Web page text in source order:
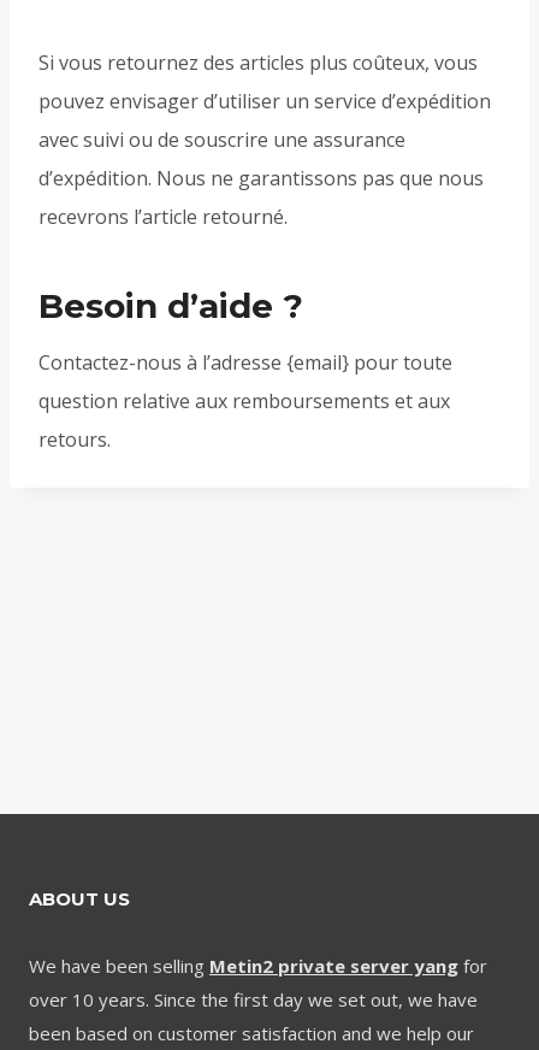
Si vous retournez des articles plus coûteux, vous
pouvez envisager d’utiliser un service d’expédition
avec suivi ou de souscrire une assurance
d’expédition. Nous ne garantissons pas que nous
recevrons l’article retourné.
Besoin d’aide ?
Contactez-nous à l’adresse {email} pour toute
question relative aux remboursements et aux
retours.
ABOUT US
We have been selling Metin2 private server yang for
over 10 years. Since the first day we set out, we have
been based on customer satisfaction and we help our